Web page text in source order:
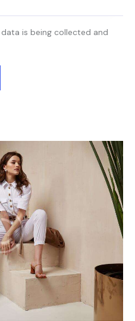
is being collected and